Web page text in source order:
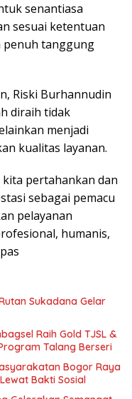
senantiasa
sesuai ketentuan
penuh tanggung
Riski Burhannudin
diraih tidak
menjadi
kualitas layanan.
kita pertahankan dan
sebagai pemacu
pelayanan
humanis,
Sukadana Gelar
Raih Gold TJSL &
Talang Berseri
Bogor Raya
Bakti Sosial